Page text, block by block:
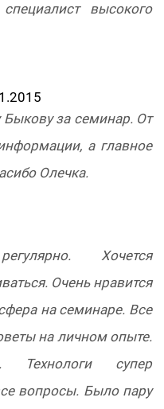
высокого
Быкову за семинар. От
а главное
Олечка.
Хочется
Очень нравится
на семинаре. Все
на личном опыте.
Технологи супер
вопросы. Было пару